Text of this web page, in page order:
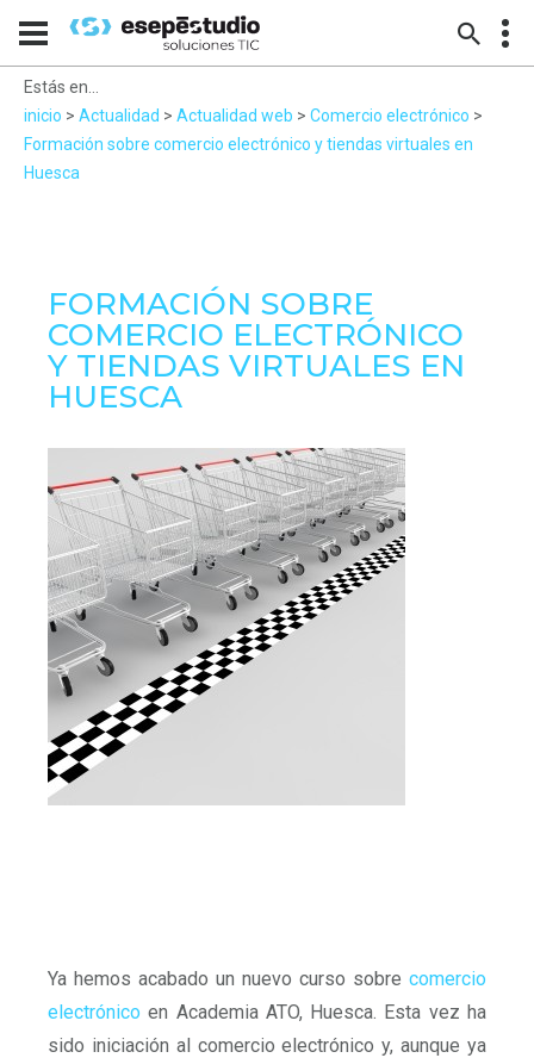
Estás en...
inicio > Actualidad > Actualidad web > Comercio electrónico >
Formación sobre comercio electrónico y tiendas virtuales en
Huesca
FORMACIÓN SOBRE
COMERCIO ELECTRÓNICO
Y TIENDAS VIRTUALES EN
HUESCA
Ya hemos acabado un nuevo curso sobre comercio
electrónico en Academia ATO, Huesca. Esta vez ha
sido iniciación al comercio electrónico y, aunque ya